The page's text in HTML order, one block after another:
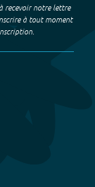
recevoir notre lettre
à tout moment